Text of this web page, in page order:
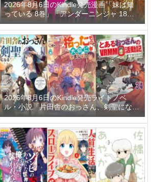
2026年8月6日のKindle発売漫画「妹は知
っている 8巻」「アンダーニンジャ 18
巻」「平成敗残兵すみれちゃん 11巻」な
ど
2026年8月6日のKindle発売ライトノベ
ル・小説「片田舎のおっさん、剣聖になる
11 ～ただの田舎の剣術師範だったのに、
大成した弟子たちが俺を放ってくれない件
～」「拾ったものは大切にしましょう ～
子狼に気に入られた男の転移物語～ 6巻」
「とあるおっさんのVRMMO活動記 34
巻」など